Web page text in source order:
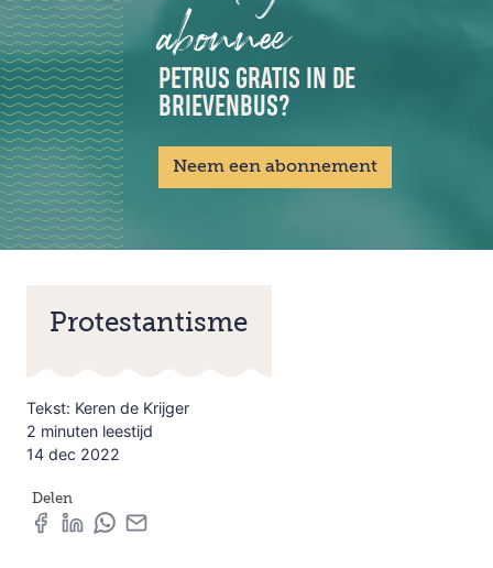
abonnee
PETRUS GRATIS IN DE
BRIEVENBUS?
Neem een abonnement
Protestantisme
Tekst: Keren de Krijger
2 minuten leestijd
14 dec 2022
Delen